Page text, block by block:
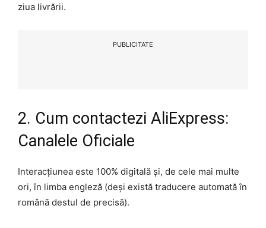
ziua livrării.
PUBLICITATE
2. Cum contactezi AliExpress:
Canalele Oficiale
Interacțiunea este 100% digitală și, de cele mai multe
ori, în limba engleză (deși există traducere automată în
română destul de precisă).